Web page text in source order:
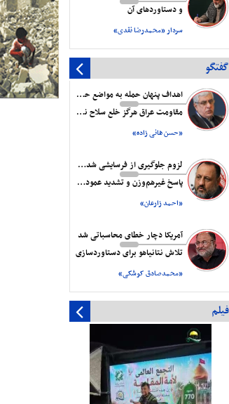
و دستاورد‌های آن
سردار «محمدرضا نقدی»
گفتگو
اهداف پنهان حمله به مواضع حشدشعبی
مقاومت‌ عراق هرگز خلع‌ سلاح نمی‌شود
«حسن هانی زاده»
لزوم جلوگیری از فرسایشی شدن جنگ
پاسخ غیرهم‌وزن و تشدید عمودی و افقی
«احمد زارعان»
آمریکا دچار خطای محاسباتی شد
تلاش نتانیاهو برای دستاوردسازی
«محمدصادق کوشکی»
فیلم